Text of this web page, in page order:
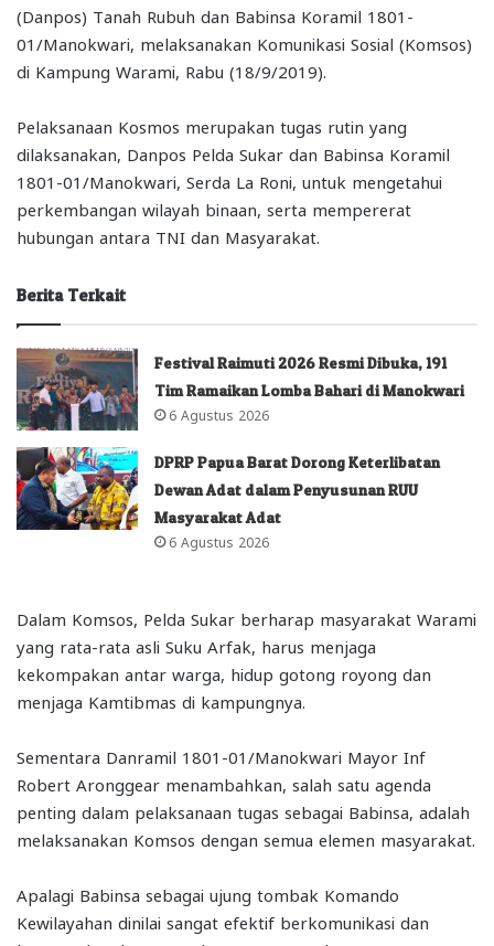
(Danpos) Tanah Rubuh dan Babinsa Koramil 1801-
01/Manokwari, melaksanakan Komunikasi Sosial (Komsos)
di Kampung Warami, Rabu (18/9/2019).
Pelaksanaan Kosmos merupakan tugas rutin yang
dilaksanakan, Danpos Pelda Sukar dan Babinsa Koramil
1801-01/Manokwari, Serda La Roni, untuk mengetahui
perkembangan wilayah binaan, serta mempererat
hubungan antara TNI dan Masyarakat.
Berita Terkait
Festival Raimuti 2026 Resmi Dibuka, 191
Tim Ramaikan Lomba Bahari di Manokwari
6 Agustus 2026
DPRP Papua Barat Dorong Keterlibatan
Dewan Adat dalam Penyusunan RUU
Masyarakat Adat
6 Agustus 2026
Dalam Komsos, Pelda Sukar berharap masyarakat Warami
yang rata-rata asli Suku Arfak, harus menjaga
kekompakan antar warga, hidup gotong royong dan
menjaga Kamtibmas di kampungnya.
Sementara Danramil 1801-01/Manokwari Mayor Inf
Robert Aronggear menambahkan, salah satu agenda
penting dalam pelaksanaan tugas sebagai Babinsa, adalah
melaksanakan Komsos dengan semua elemen masyarakat.
Apalagi Babinsa sebagai ujung tombak Komando
Kewilayahan dinilai sangat efektif berkomunikasi dan